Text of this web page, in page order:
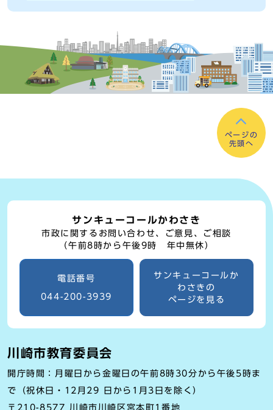
ページの
先頭へ
サンキューコールかわさき
市政に関するお問い合わせ、ご意見、ご相談
（午前8時から午後9時 年中無休）
電話番号
044-200-3939
サンキューコールか
わさきの
ページを見る
川崎市教育委員会
開庁時間：月曜日から金曜日の午前8時30分から午後5時ま
で（祝休日・12月29 日から1月3日を除く）
〒210-8577 川崎市川崎区宮本町1番地